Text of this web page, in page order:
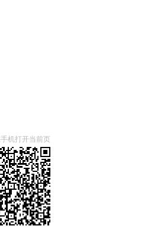
机打开当前页